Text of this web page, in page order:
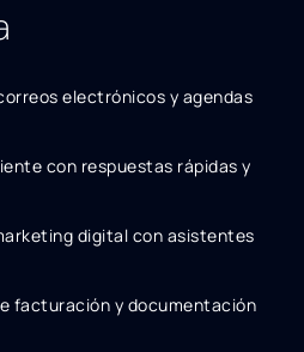
electrónicos y agendas
con respuestas rápidas y
digital con asistentes
facturación y documentación